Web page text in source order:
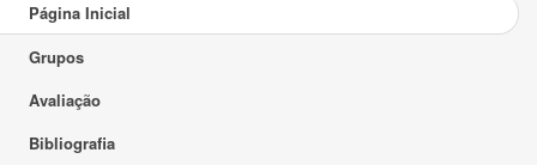
Página Inicial
Grupos
Avaliação
Bibliografia